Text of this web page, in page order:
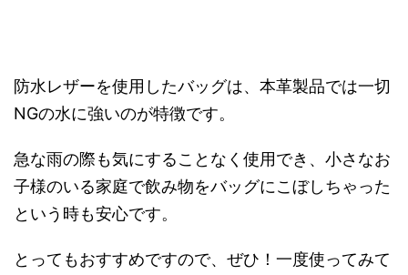
防水レザーを使用したバッグは、本革製品では一切
NGの水に強いのが特徴です。
急な雨の際も気にすることなく使用でき、小さなお
子様のいる家庭で飲み物をバッグにこぼしちゃった
という時も安心です。
とってもおすすめですので、ぜひ！一度使ってみて